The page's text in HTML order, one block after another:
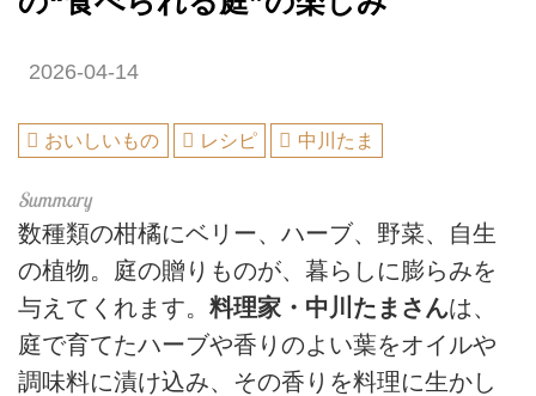
2026-04-14
おいしいもの レシピ 中川たま
数種類の柑橘にベリー、ハーブ、野菜、自生
の植物。庭の贈りものが、暮らしに膨らみを
与えてくれます。 料理家・中川たまさんは、
庭で育てたハーブや香りのよい葉をオイルや
調味料に漬け込み、その香りを料理に生かし